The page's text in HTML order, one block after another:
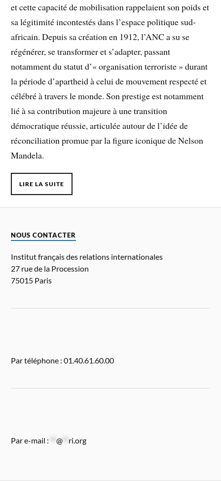
et cette capacité de mobilisation rappelaient son poids et
sa légitimité incontestés dans l’espace politique sud-
africain. Depuis sa création en 1912, l’ANC a su se
régénérer, se transformer et s’adapter, passant
notamment du statut d’« organisation terroriste » durant
la période d’apartheid à celui de mouvement respecté et
célébré à travers le monde. Son prestige est notamment
lié à sa contribution majeure à une transition
démocratique réussie, articulée autour de l’idée de
réconciliation promue par la figure iconique de Nelson
Mandela.
LIRE LA SUITE
NOUS CONTACTER
Institut français des relations internationales
27 rue de la Procession
75015 Paris
Par téléphone : 01.40.61.60.00
Par e-mail : **@ ri.org